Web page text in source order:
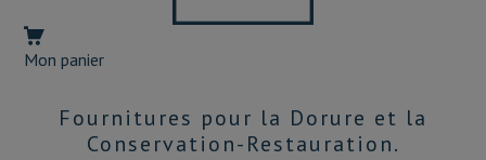
Mon panier
Fournitures pour la Dorure et la
Conservation-Restauration.